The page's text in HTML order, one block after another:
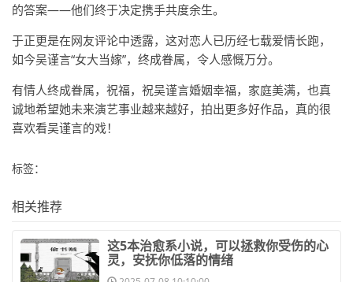
的答案——他们终于决定携手共度余生。
于正更是在网友评论中透露，这对恋人已历经七载爱情长跑，
如今吴谨言“女大当嫁”，终成眷属，令人感慨万分。
有情人终成眷属，祝福，祝吴谨言婚姻幸福，家庭美满，也真
诚地希望她未来演艺事业越来越好，拍出更多好作品，真的很
喜欢看吴谨言的戏！
标签：
相关推荐
​这5本治愈系小说，可以拯救你受伤的心
灵，安抚你低落的情绪